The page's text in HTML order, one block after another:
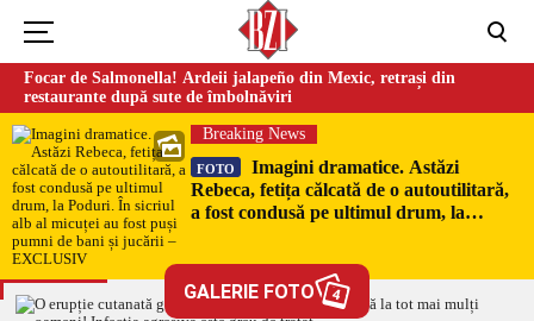
Focar de Salmonella! Ardeii jalapeño din Mexic, retrași din
restaurante după sute de îmbolnăviri
Breaking News
FOTO
Imagini dramatice. Astăzi
Rebeca, fetița călcată de o autoutilitară,
a fost condusă pe ultimul drum, la
EXCLUSIV
GALERIE FOTO 4